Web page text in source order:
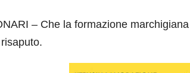
– Che la formazione